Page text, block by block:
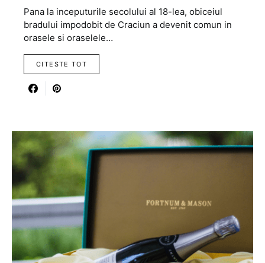
Pana la inceputurile secolului al 18-lea, obiceiul
bradului impodobit de Craciun a devenit comun in
orasele si oraselele…
CITESTE TOT